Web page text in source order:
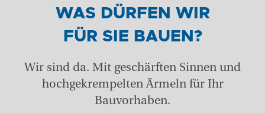
WAS DÜRFEN WIR
FÜR SIE BAUEN?
Wir sind da. Mit geschärften Sinnen und
hochgekrempelten Ärmeln für Ihr
Bauvorhaben.